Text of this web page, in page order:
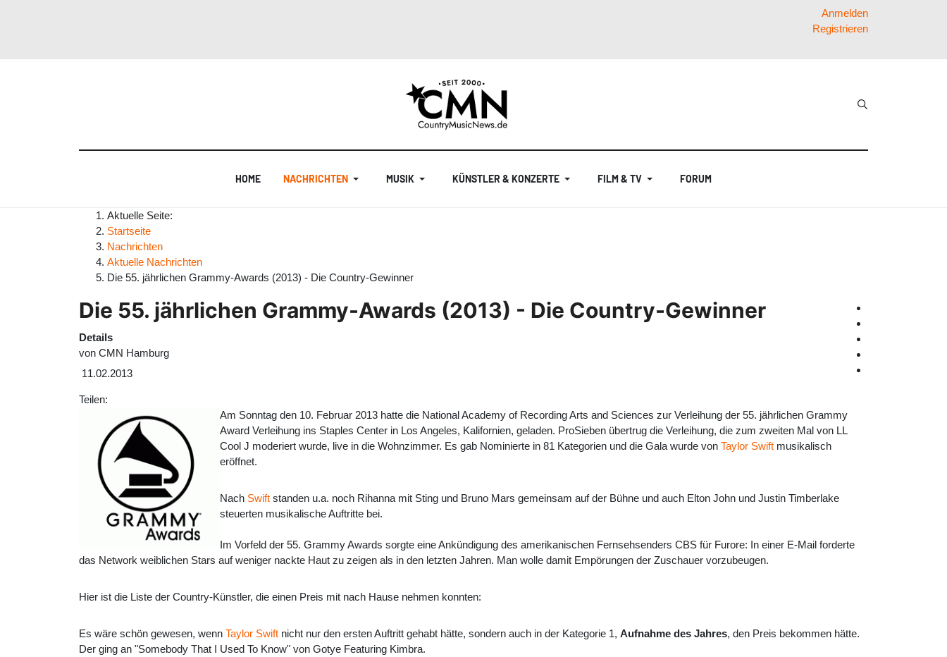
Anmelden
Registrieren
HOME NACHRICHTEN MUSIK KÜNSTLER & KONZERTE FILM & TV FORUM
Aktuelle Seite:
Startseite
Nachrichten
Aktuelle Nachrichten
Die 55. jährlichen Grammy-Awards (2013) - Die Country-Gewinner
Die 55. jährlichen Grammy-Awards (2013) - Die Country-Gewinner
Details
von CMN Hamburg
11.02.2013
Teilen:
Am Sonntag den 10. Februar 2013 hatte die National Academy of Recording Arts and Sciences zur Verleihung der 55. jährlichen Grammy
Award Verleihung ins Staples Center in Los Angeles, Kalifornien, geladen. ProSieben übertrug die Verleihung, die zum zweiten Mal von LL
Cool J moderiert wurde, live in die Wohnzimmer. Es gab Nominierte in 81 Kategorien und die Gala wurde von Taylor Swift musikalisch
eröffnet.
Nach Swift standen u.a. noch Rihanna mit Sting und Bruno Mars gemeinsam auf der Bühne und auch Elton John und Justin Timberlake
steuerten musikalische Auftritte bei.
Im Vorfeld der 55. Grammy Awards sorgte eine Ankündigung des amerikanischen Fernsehsenders CBS für Furore: In einer E-Mail forderte
das Network weiblichen Stars auf weniger nackte Haut zu zeigen als in den letzten Jahren. Man wolle damit Empörungen der Zuschauer vorzubeugen.
Hier ist die Liste der Country-Künstler, die einen Preis mit nach Hause nehmen konnten:
Es wäre schön gewesen, wenn Taylor Swift nicht nur den ersten Auftritt gehabt hätte, sondern auch in der Kategorie 1, Aufnahme des Jahres, den Preis bekommen hätte.
Der ging an "Somebody That I Used To Know" von Gotye Featuring Kimbra.